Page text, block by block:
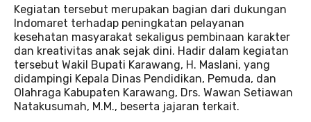
Kegiatan tersebut merupakan bagian dari dukungan
Indomaret terhadap peningkatan pelayanan
kesehatan masyarakat sekaligus pembinaan karakter
dan kreativitas anak sejak dini. Hadir dalam kegiatan
tersebut Wakil Bupati Karawang, H. Maslani, yang
didampingi Kepala Dinas Pendidikan, Pemuda, dan
Olahraga Kabupaten Karawang, Drs. Wawan Setiawan
Natakusumah, M.M., beserta jajaran terkait.